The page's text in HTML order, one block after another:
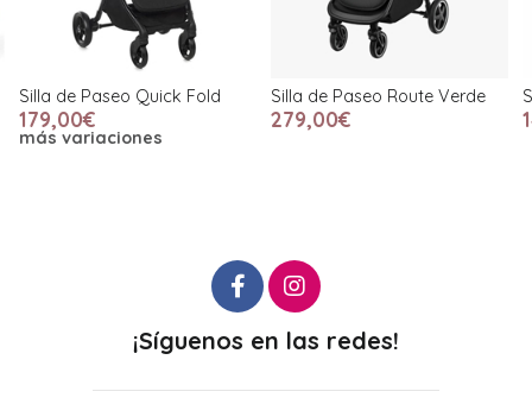
Quick Fold
Silla de Paseo Route Verde Silla de Paseo
¡Síguenos en las redes!